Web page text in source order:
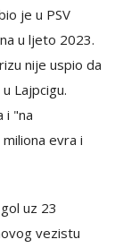
je u PSV
u ljeto 2023.
nije uspio da
Lajpcigu.
i "na
evra i
uz 23
vezistu